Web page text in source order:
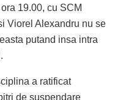
19.00, cu SCM
Viorel Alexandru nu se
putand insa intra
a ratificat
de suspendare